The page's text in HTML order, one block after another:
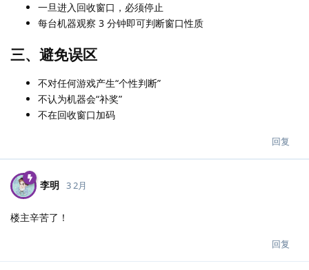
一旦进入回收窗口，必须停止
每台机器观察 3 分钟即可判断窗口性质
三、避免误区
不对任何游戏产生“个性判断”
不认为机器会“补奖”
不在回收窗口加码
回复
李明 3 2月
楼主辛苦了！
回复